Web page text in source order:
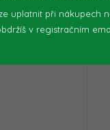
uplatnit při nákupech
v registračním